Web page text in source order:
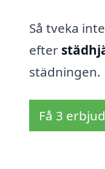
Så tveka
efter
städningen.
Få 3